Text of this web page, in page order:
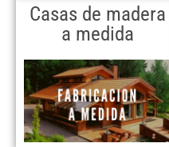
Casas de madera
a medida